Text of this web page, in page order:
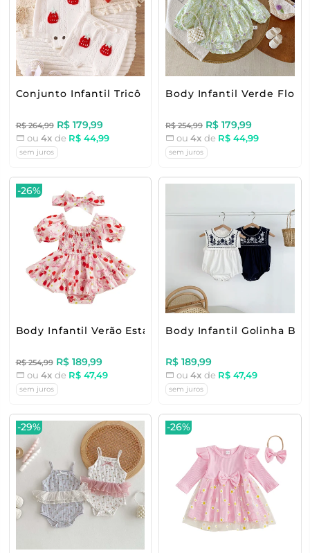
Conjunto Infantil Tricô Moranguinhos
R$ 264,99 R$ 179,99
ou 4x de R$ 44,99
sem juros
Body Infantil Verde Floral
R$ 254,99 R$ 179,99
ou 4x de R$ 44,99
sem juros
-26%
Body Infantil Verão Estampas
R$ 254,99 R$ 189,99
ou 4x de R$ 47,49
sem juros
Body Infantil Golinha
R$ 189,99
ou 4x de R$ 47,49
sem juros
-29% -26%